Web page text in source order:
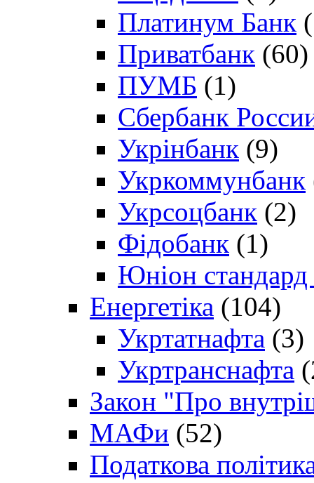
Платинум Банк
Приватбанк (60)
ПУМБ (1)
Сбербанк
Укрінбанк (9)
Укркоммунбанк
Укрсоцбанк (2)
Фідобанк (1)
Юніон стандард
Енергетіка (104)
Укртатнафта (3)
Укртранснафта
Закон "Про
МАФи (52)
Податкова